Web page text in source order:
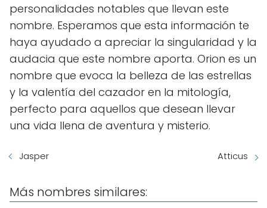
personalidades notables que llevan este
nombre. Esperamos que esta información te
haya ayudado a apreciar la singularidad y la
audacia que este nombre aporta. Orion es un
nombre que evoca la belleza de las estrellas
y la valentía del cazador en la mitología,
perfecto para aquellos que desean llevar
una vida llena de aventura y misterio.
Jasper Atticus
Más nombres similares: